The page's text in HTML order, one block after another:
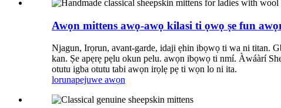
Awọn mittens awọ-awọ kilasi ti ọwọ ṣe fun
Njagun, Irọrun, avant-garde, idaji ẹhin ibọwọ ti wa ni titan.
kan. Ṣe apẹrẹ pẹlu okun pelu. awọn ibọwọ ti nmí. Àwáàrí
otutu igba otutu tabi awọn irọlẹ pẹ ti wọn lo ni ita.
lorunapejuwe awọn